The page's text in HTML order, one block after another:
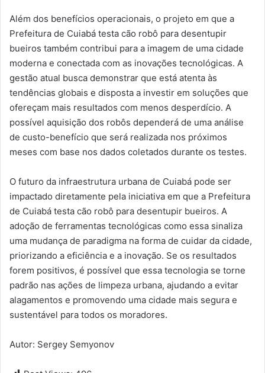
Além dos benefícios operacionais, o projeto em que a
Prefeitura de Cuiabá testa cão robô para desentupir
bueiros também contribui para a imagem de uma cidade
moderna e conectada com as inovações tecnológicas. A
gestão atual busca demonstrar que está atenta às
tendências globais e disposta a investir em soluções que
ofereçam mais resultados com menos desperdício. A
possível aquisição dos robôs dependerá de uma análise
de custo-benefício que será realizada nos próximos
meses com base nos dados coletados durante os testes.
O futuro da infraestrutura urbana de Cuiabá pode ser
impactado diretamente pela iniciativa em que a Prefeitura
de Cuiabá testa cão robô para desentupir bueiros. A
adoção de ferramentas tecnológicas como essa sinaliza
uma mudança de paradigma na forma de cuidar da cidade,
priorizando a eficiência e a inovação. Se os resultados
forem positivos, é possível que essa tecnologia se torne
padrão nas ações de limpeza urbana, ajudando a evitar
alagamentos e promovendo uma cidade mais segura e
sustentável para todos os moradores.
Autor: Sergey Semyonov